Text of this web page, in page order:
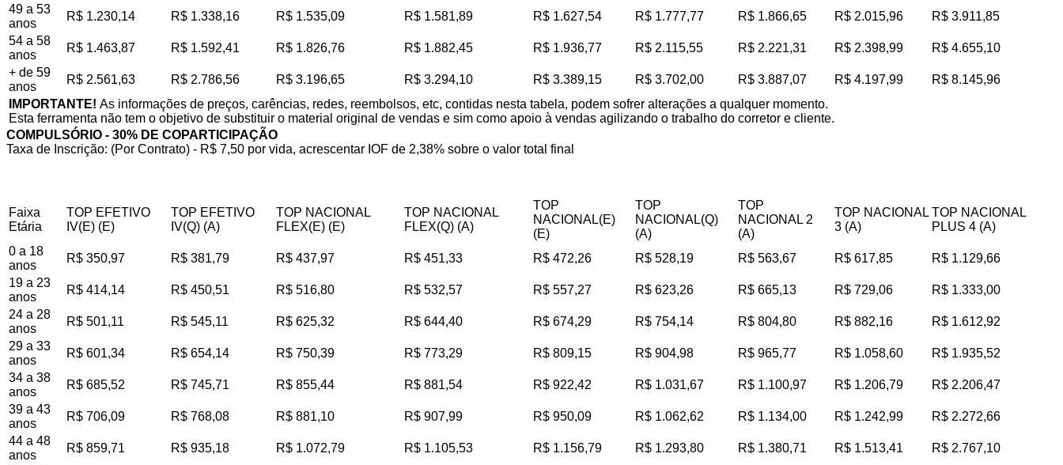
49 a 53
anos
R$ 1.230,14 R$ 1.338,16 R$ 1.535,09 R$ 1.581,89 R$ 1.627,54 R$ 1.777,77 R$ 1.866,65 R$ 2.015,96
R$ 3.911,85
54 a 58
anos
R$ 1.463,87 R$ 1.592,41 R$ 1.826,76 R$ 1.882,45 R$ 1.936,77 R$ 2.115,55 R$ 2.221,31 R$ 2.398,99
R$ 4.655,10
+ de 59
anos
R$ 2.561,63 R$ 2.786,56 R$ 3.196,65 R$ 3.294,10 R$ 3.389,15 R$ 3.702,00 R$ 3.887,07 R$ 4.197,99
R$ 8.145,96
IMPORTANTE! As informações de preços, carências, redes, reembolsos, etc, contidas nesta tabela, podem sofrer alterações a qualquer momento.
Esta ferramenta não tem o objetivo de substituir o material original de vendas e sim como apoio à vendas agilizando o trabalho do corretor e cliente.
COMPULSÓRIO - 30% DE COPARTICIPAÇÃO
Taxa de Inscrição: (Por Contrato) - R$ 7,50 por vida, acrescentar IOF de 2,38% sobre o valor total final
Faixa
Etária
TOP EFETIVO
IV(E) (E)
TOP EFETIVO
IV(Q) (A)
TOP NACIONAL
FLEX(E) (E)
TOP NACIONAL
FLEX(Q) (A)
TOP
NACIONAL(E)
(E)
TOP
NACIONAL(Q)
(A)
TOP
NACIONAL 2
(A)
TOP NACIONAL
3 (A)
TOP NACIONAL
PLUS 4 (A)
0 a 18
anos
R$ 350,97 R$ 381,79 R$ 437,97 R$ 451,33 R$ 472,26 R$ 528,19 R$ 563,67 R$ 617,85
R$ 1.129,66
19 a 23
anos
R$ 414,14 R$ 450,51 R$ 516,80 R$ 532,57 R$ 557,27 R$ 623,26 R$ 665,13 R$ 729,06
R$ 1.333,00
24 a 28
anos
R$ 501,11 R$ 545,11 R$ 625,32 R$ 644,40 R$ 674,29 R$ 754,14 R$ 804,80 R$ 882,16
R$ 1.612,92
29 a 33
anos
R$ 601,34 R$ 654,14 R$ 750,39 R$ 773,29 R$ 809,15 R$ 904,98 R$ 965,77 R$ 1.058,60
R$ 1.935,52
34 a 38
anos
R$ 685,52 R$ 745,71 R$ 855,44 R$ 881,54 R$ 922,42 R$ 1.031,67 R$ 1.100,97 R$ 1.206,79
R$ 2.206,47
39 a 43
anos
R$ 706,09 R$ 768,08 R$ 881,10 R$ 907,99 R$ 950,09 R$ 1.062,62 R$ 1.134,00 R$ 1.242,99
R$ 2.272,66
44 a 48
anos
R$ 859,71 R$ 935,18 R$ 1.072,79 R$ 1.105,53 R$ 1.156,79 R$ 1.293,80 R$ 1.380,71 R$ 1.513,41
R$ 2.767,10